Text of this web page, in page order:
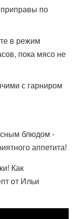
по
в режим
пока мясо не
с гарниром
блюдом -
аппетита!
Как
от Ильи